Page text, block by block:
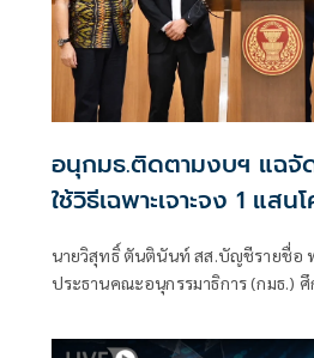
อนุกมธ.ติดตามงบฯ แฉจั
ใช้วิธีเฉพาะเจาะจง 1 แสน
ประเทศ เอื้อทุจริตงบกว่า
นายวิสุทธิ์ ตันตินันท์ สส.บัญชีรายชื่อ
ประธานคณะอนุกรรมาธิการ (กมธ.)
ติดตามการบริหารงบประมาณ สภาผู้